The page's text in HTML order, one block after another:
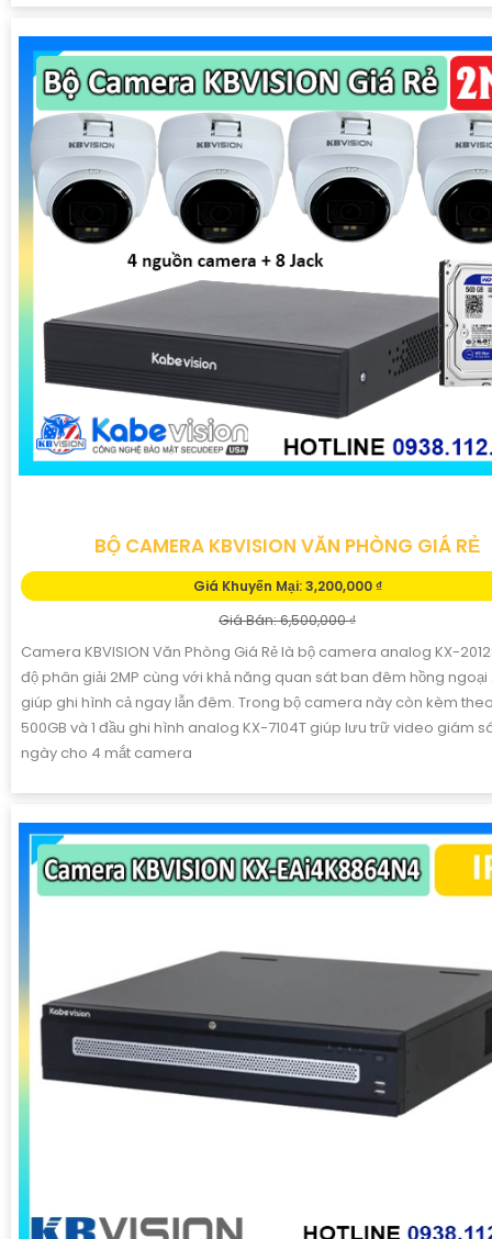
BỘ CAMERA KBVISION VĂN PHÒNG GIÁ RẺ
Giá Khuyến Mại: 3,200,000 ₫
Giá Bán: 6,500,000 ₫
Camera KBVISION Văn Phòng Giá Rẻ là bộ camera analog KX-
độ phân giải 2MP cùng với khả năng quan sát ban đêm hồng ngoại
giúp ghi hình cả ngay lẫn đêm. Trong bộ camera này còn kèm
500GB và 1 đầu ghi hình analog KX-7104T giúp lưu trữ video giám
ngày cho 4 mắt camera